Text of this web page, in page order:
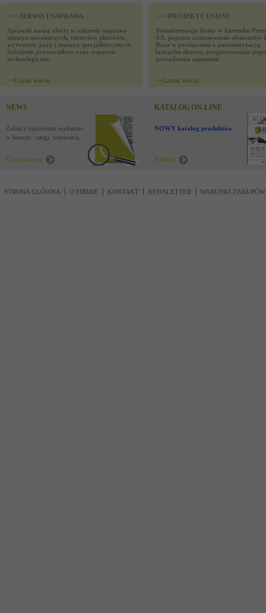
>>> SERWIS I NAPRAWA
Sprawdź naszą ofertę w zakresie naprawy
maszyn szwalniczych, cutterów, ploterów,
wytwornic pary i maszyn specjalistycznych.
Szkolenie pracowników oraz wsparcie
technologiczne.
>>Czytaj wiecej
>>> PROJEKTY UNIJNE
Transformacja firmy w kierunku
4.0. poprzez zastosowanie elementów
Data w powiązaniu z automatyzacją
łańcucha dostaw, prognozowania
zarządzania zapasami
>>Czytaj wiecej
NEWS
Zobacz najnowsze wydarzenia
w branży : targi, seminaria,
Czytaj więcej
KATALOG ON-LINE
NOWY katalog produktów !
Pobierz
STRONA GŁÓWNA O FIRMIE KONTAKT NEWSLETTER WARUNKI ZAKUPÓW